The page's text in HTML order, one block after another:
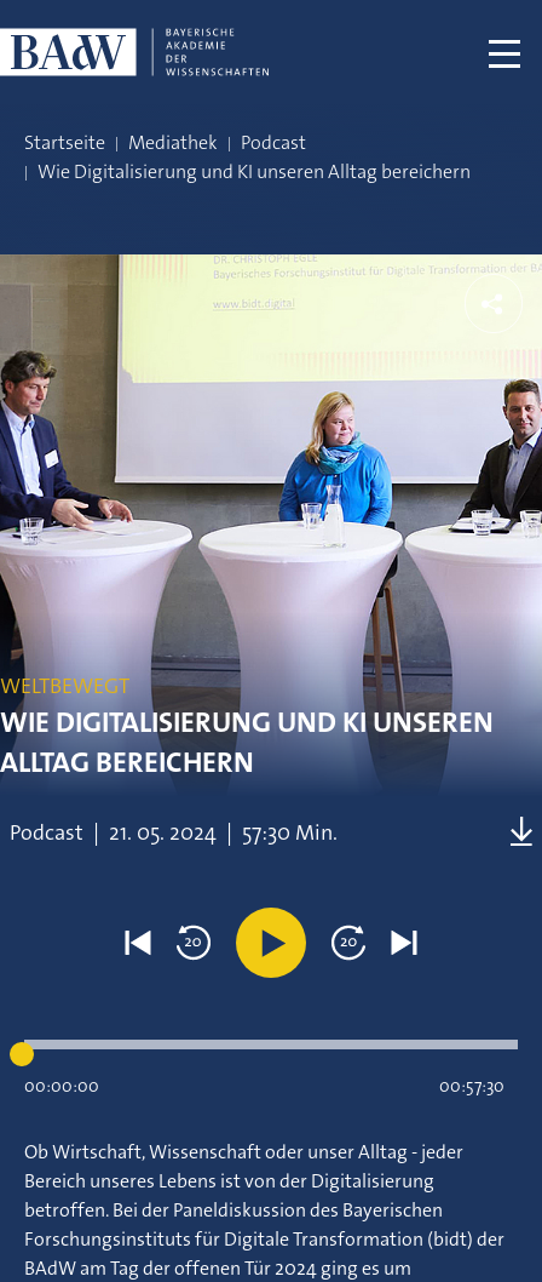
Startseite Mediathek
Podcast
Wie Digitalisierung und KI unseren Alltag bereichern
WELTBEWEGT
WIE DIGITALISIERUNG UND KI UNSEREN
ALLTAG BEREICHERN
Podcast | 21. 05. 2024 | 57:30 Min.
00:00:00 00:57:30
Ob Wirtschaft, Wissenschaft oder unser Alltag - jeder
Bereich unseres Lebens ist von der Digitalisierung
betroffen. Bei der Paneldiskussion des Bayerischen
Forschungsinstituts für Digitale Transformation (bidt) der
BAdW am Tag der offenen Tür 2024 ging es um